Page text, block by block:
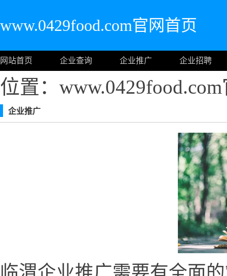
www.0429food.com官网首页
网站首页 企业查询 企业推广 企业招聘
位置：
企业推广